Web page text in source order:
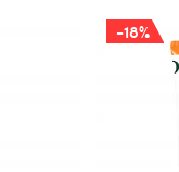
-18%